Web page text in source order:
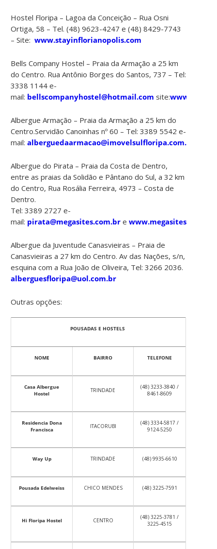
Hostel Floripa – Lagoa da Conceição – Rua Osni
Ortiga, 58 – Tel. (48) 9623-4247 e (48) 8429-7743
– Site:www.stayinflorianopolis.com
Bells Company Hostel – Praia da Armação a 25 km
do Centro. Rua Antônio Borges do Santos, 737 – Tel:
3338 1144 e-
mail: bellscompanyhostel@hotmail.comsite:
Albergue Armação – Praia da Armação a 25 km do
Centro.Servidão Canoinhas nº 60 – Tel: 3389 5542 e-
mail:alberguedaarmacao@imovelsulfloripa.com.br
Albergue do Pirata – Praia da Costa de Dentro,
entre as praias da Solidão e Pântano do Sul, a 32 km
do Centro, Rua Rosália Ferreira, 4973 – Costa de
Dentro.
Tel: 3389 2727 e-
mail: pirata@megasites.com.bre
Albergue da Juventude Canasvieiras – Praia de
Canasvieiras a 27 km do Centro. Av das Nações, s/n,
esquina com a Rua João de Oliveira, Tel: 3266 2036.
alberguesfloripa@uol.com.br
Outras opções:
POUSADAS E HOSTELS
NOME BAIRRO TELEFONE
Casa Albergue
Hostel
TRINDADE
(48) 3233-3840 /
8461-8609
Residencia Dona
Francisca
ITACORUBI
(48) 3334-5817 /
9124-5250
Way Up TRINDADE (48) 9935-6610
Pousada Edelweiss CHICO MENDES (48) 3225-7591
Hi Floripa Hostel CENTRO
(48) 3225-3781 /
3225-4515